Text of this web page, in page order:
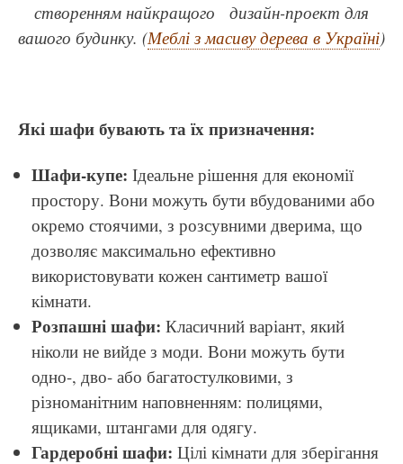
створенням найкращого дизайн-проект для
вашого будинку. (Меблі з масиву дерева в Україні)
Які шафи бувають та їх призначення:
Шафи-купе: Ідеальне рішення для економії
простору. Вони можуть бути вбудованими або
окремо стоячими, з розсувними дверима, що
дозволяє максимально ефективно
використовувати кожен сантиметр вашої
кімнати.
Розпашні шафи: Класичний варіант, який
ніколи не вийде з моди. Вони можуть бути
одно-, дво- або багатостулковими, з
різноманітним наповненням: полицями,
ящиками, штангами для одягу.
Гардеробні шафи: Цілі кімнати для зберігання